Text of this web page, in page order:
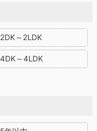
2DK～2LDK
4DK～4LDK